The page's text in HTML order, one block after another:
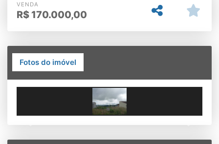
VENDA
R$ 170.000,00
Fotos do imóvel